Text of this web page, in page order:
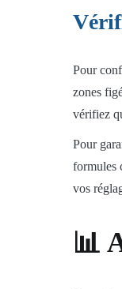
Pour
zones
vérifiez
Pour
formules
vos
📊